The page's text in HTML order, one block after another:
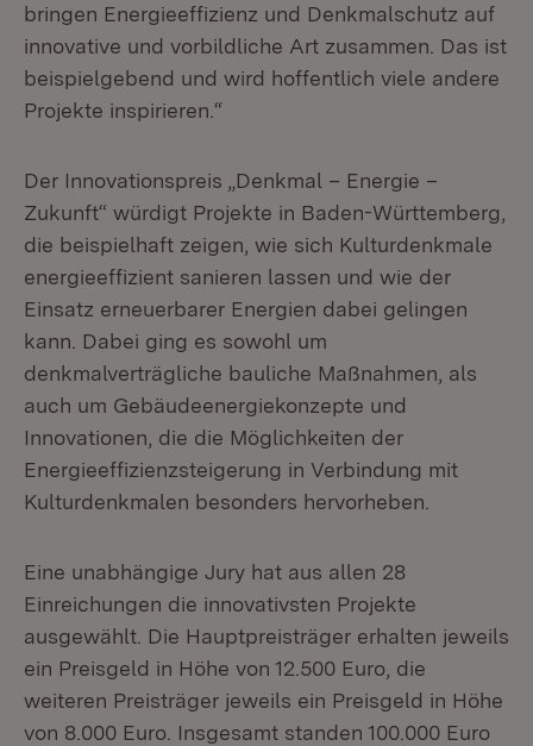
bringen Energieeffizienz und Denkmalschutz auf
innovative und vorbildliche Art zusammen. Das ist
beispielgebend und wird hoffentlich viele andere
Projekte inspirieren.“
Der Innovationspreis „Denkmal – Energie –
Zukunft“ würdigt Projekte in Baden-Württemberg,
die beispielhaft zeigen, wie sich Kulturdenkmale
energieeffizient sanieren lassen und wie der
Einsatz erneuerbarer Energien dabei gelingen
kann. Dabei ging es sowohl um
denkmalverträgliche bauliche Maßnahmen, als
auch um Gebäudeenergiekonzepte und
Innovationen, die die Möglichkeiten der
Energieeffizienzsteigerung in Verbindung mit
Kulturdenkmalen besonders hervorheben.
Eine unabhängige Jury hat aus allen 28
Einreichungen die innovativsten Projekte
ausgewählt. Die Hauptpreisträger erhalten jeweils
ein Preisgeld in Höhe von 12.500 Euro, die
weiteren Preisträger jeweils ein Preisgeld in Höhe
von 8.000 Euro. Insgesamt standen 100.000 Euro